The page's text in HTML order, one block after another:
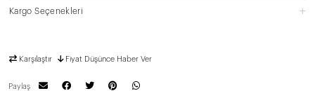
Kargo Seçenekleri
Karşılaştır Fiyat Düşünce Haber Ver
Paylaş